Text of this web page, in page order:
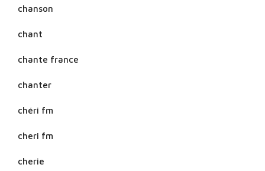
chanson
chant
chante france
chanter
chéri fm
cheri fm
cherie